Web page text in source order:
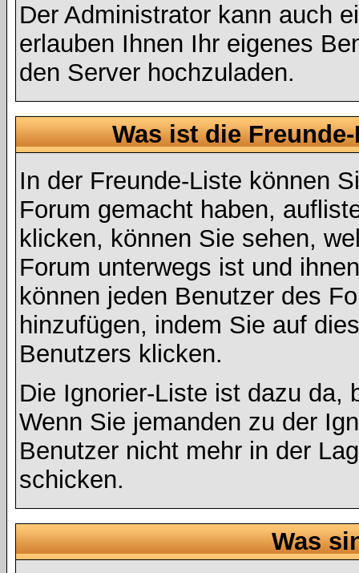
Der Administrator kann auch
erlauben Ihnen Ihr eigenes
den Server hochzuladen.
Was ist die
In der Freunde-Liste können
Forum gemacht haben,
klicken, können Sie sehen,
Forum unterwegs ist und
können jeden Benutzer des
hinzufügen, indem Sie auf
Benutzers klicken.
Die Ignorier-Liste ist dazu da,
Wenn Sie jemanden zu der
Benutzer nicht mehr in der
schicken.
Was